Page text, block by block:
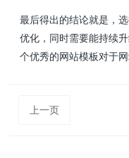
最后得出的结论就是，
优化，同时需要能持续
个优秀的网站模板对于
上一页